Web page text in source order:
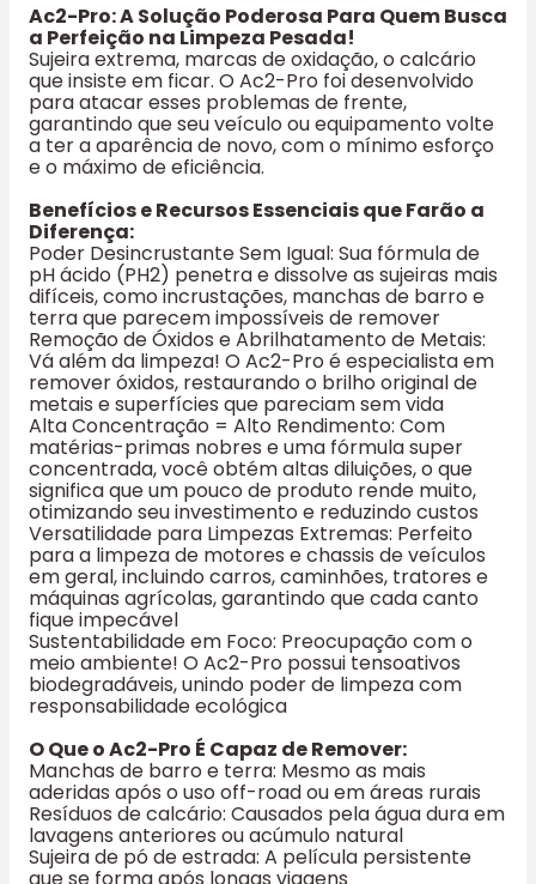
Ac2-Pro: A Solução Poderosa Para Quem Busca
a Perfeição na Limpeza Pesada!
Sujeira extrema, marcas de oxidação, o calcário
que insiste em ficar. O Ac2-Pro foi desenvolvido
para atacar esses problemas de frente,
garantindo que seu veículo ou equipamento volte
a ter a aparência de novo, com o mínimo esforço
e o máximo de eficiência.
Benefícios e Recursos Essenciais que Farão a
Diferença:
Poder Desincrustante Sem Igual: Sua fórmula de
pH ácido (PH2) penetra e dissolve as sujeiras mais
difíceis, como incrustações, manchas de barro e
terra que parecem impossíveis de remover
Remoção de Óxidos e Abrilhatamento de Metais:
Vá além da limpeza! O Ac2-Pro é especialista em
remover óxidos, restaurando o brilho original de
metais e superfícies que pareciam sem vida
Alta Concentração = Alto Rendimento: Com
matérias-primas nobres e uma fórmula super
concentrada, você obtém altas diluições, o que
significa que um pouco de produto rende muito,
otimizando seu investimento e reduzindo custos
Versatilidade para Limpezas Extremas: Perfeito
para a limpeza de motores e chassis de veículos
em geral, incluindo carros, caminhões, tratores e
máquinas agrícolas, garantindo que cada canto
fique impecável
Sustentabilidade em Foco: Preocupação com o
meio ambiente! O Ac2-Pro possui tensoativos
biodegradáveis, unindo poder de limpeza com
responsabilidade ecológica
O Que o Ac2-Pro É Capaz de Remover:
Manchas de barro e terra: Mesmo as mais
aderidas após o uso off-road ou em áreas rurais
Resíduos de calcário: Causados pela água dura em
lavagens anteriores ou acúmulo natural
Sujeira de pó de estrada: A película persistente
que se forma após longas viagens